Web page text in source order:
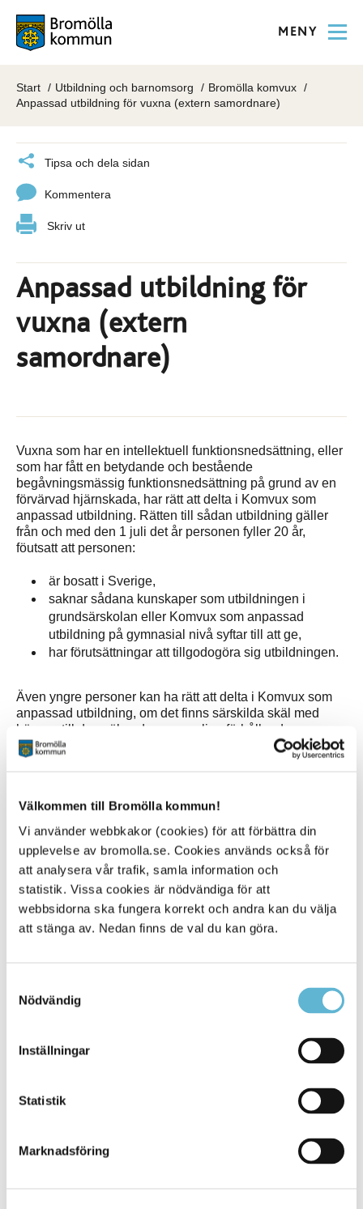
Välkommen till Bromölla kommun!
Vi använder webbkakor (cookies) för att förbättra din
upplevelse av bromolla.se. Cookies används också för
att analysera vår trafik, samla information och
statistik. Vissa cookies är nödvändiga för att
webbsidorna ska fungera korrekt och andra kan du välja
att stänga av. Nedan finns de val du kan göra.
Nödvändig
Inställningar
Statistik
Marknadsföring
MENY
Start Utbildning och barnomsorg
Bromölla komvux
Anpassad utbildning för vuxna (extern samordnare)
Tipsa och dela sidan
Kommentera
Skriv ut
Anpassad utbildning för
vuxna (extern
samordnare)
Vuxna som har en intellektuell funktionsnedsättning, eller
som har fått en betydande och bestående
begåvningsmässig funktionsnedsättning på grund av en
förvärvad hjärnskada, har rätt att delta i Komvux som
anpassad utbildning. Rätten till sådan utbildning gäller
från och med den 1 juli det år personen fyller 20 år,
föutsatt att personen:
är bosatt i Sverige,
saknar sådana kunskaper som utbildningen i
grundsärskolan eller Komvux som anpassad
utbildning på gymnasial nivå syftar till att ge,
har förutsättningar att tillgodogöra sig utbildningen.
Även yngre personer kan ha rätt att delta i Komvux som
anpassad utbildning, om det finns särskilda skäl med
hänsyn till den sökandes personliga förhållanden.
Den som har rätt att delta i anpassad utbildning på
utbildningen tillhandahålls där.
När det gäller Komvux som anpassad utbildning på
gymnasial nivå ska den som har störst behov av
utbildning prioriteras och ges företräde vid urvalet.
Ansökningsblankett Anpassad utbildning för vuxna
Sidan senast uppdaterad: